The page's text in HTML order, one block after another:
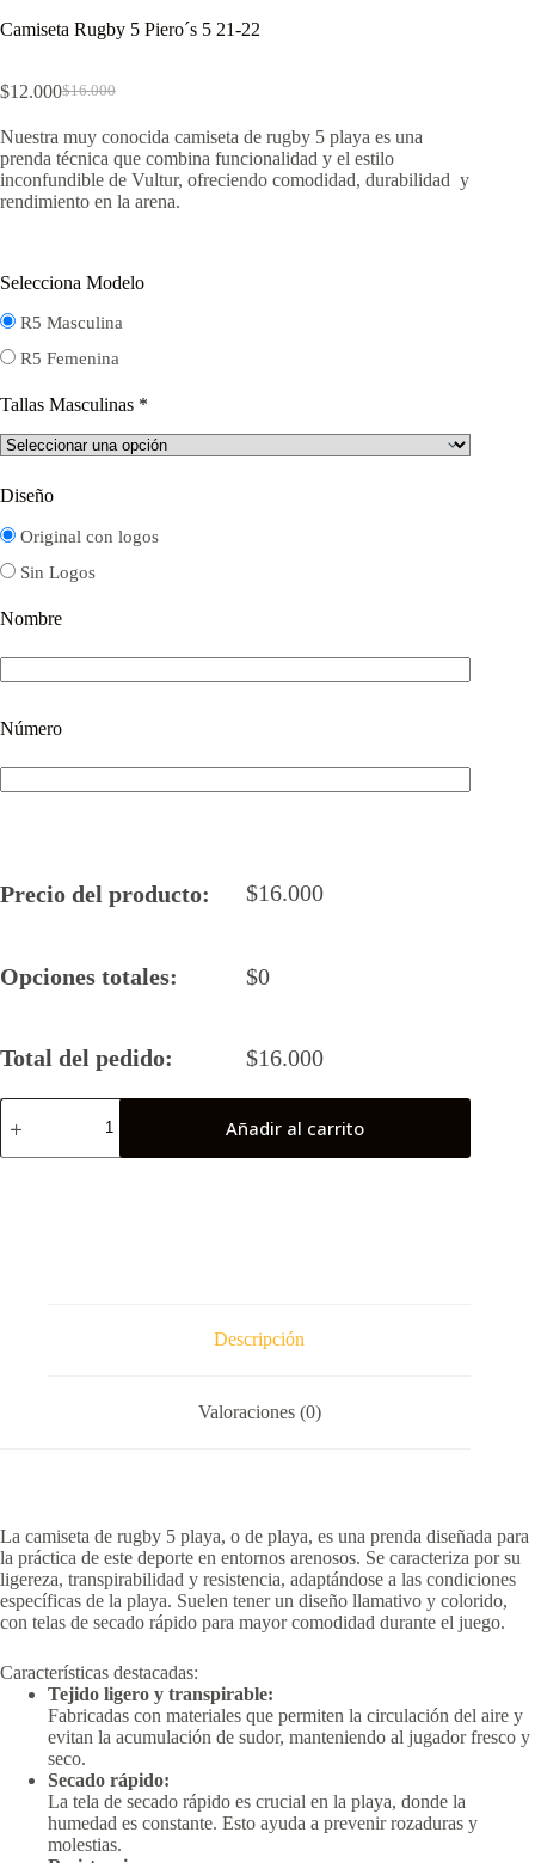
Camiseta Rugby 5 Piero´s 5 21-22
$16.000
El
original
era:
$16.000.
$12.000El
actual
es:
$12.000.
Nuestra muy conocida camiseta de rugby 5 playa es una
prenda técnica que combina funcionalidad y el estilo
inconfundible de Vultur, ofreciendo comodidad, durabilidad y
rendimiento en la arena.
Selecciona Modelo
R5 Masculina
R5 Femenina
Tallas Masculinas *
Diseño
Original con logos
Sin Logos
Nombre
Número
Precio del producto: $16.000
Opciones totales: $0
Total del pedido: $16.000
Camiseta
Rugby
Añadir al carrito
Descripción
Valoraciones (0)
La camiseta de rugby 5 playa, o de playa, es una prenda diseñada para
la práctica de este deporte en entornos arenosos. Se caracteriza por su
ligereza, transpirabilidad y resistencia, adaptándose a las condiciones
específicas de la playa. Suelen tener un diseño llamativo y colorido,
con telas de secado rápido para mayor comodidad durante el juego.
Características destacadas:
Tejido ligero y transpirable:
Fabricadas con materiales que permiten la circulación del aire y
evitan la acumulación de sudor, manteniendo al jugador fresco y
seco.
Secado rápido:
La tela de secado rápido es crucial en la playa, donde la
humedad es constante. Esto ayuda a prevenir rozaduras y
molestias.